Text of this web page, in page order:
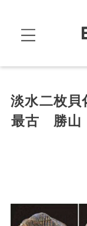
淡水二枚貝
最古 勝山